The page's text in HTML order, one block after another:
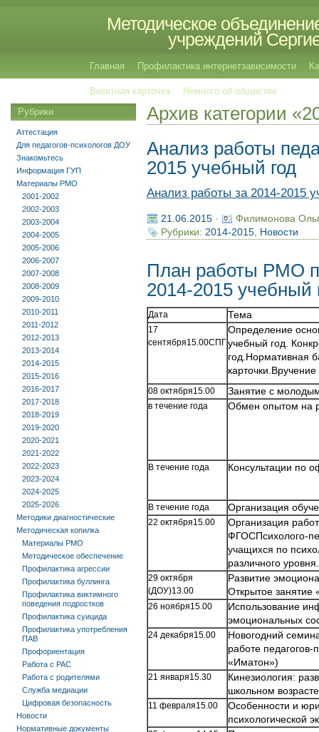
Методическое
учреждений
Главная Профилактика интернетзависимости
Визитная карточка Немного об обществе
Архив категории
Анализ работы
2015 учебный год
Анализ работы за 2014-2015
21.06.2015·
Филимонова
Рубрики: 2014-2015, Новости
План работы РМО
2014-2015 учебный
Дата Тема
17
сентября15.00СПГ
Определение
учебный год.
год.Нормативная
08 октября15.00 Занятие с
в течение года Обмен опытом на
В течение года Консультации по
В течение года Организация
22 октября15.00
Организация
ФГОСПсихолого-
учащихся по
различного уровня.
29 октября
(ДОУ)13.00
Развитие
Открытое занятие
26 ноября15.00
Использование
эмоциональных
24 декабря15.00
Новогодний
работе
«Иматон»)
21 января15.30
Кинезиология:
школьном возрасте
11 февраля15.00
Особенности и
психологической
Рубрики
Аттестация
Для педагогов-психологов ДОУ
Знакомьтесь
Информация ГУП
Материалы РМО
2001-2002
2002-2003
2003-2004
2004-2005
2005-2006
2006-2007
2007-2008
2008-2009
2009-2010
2010-2011
2011-2012
2012-2013
2013-2014
2014-2015
2015-2016
2016-2017
2017-2018
2018-2019
2019-2020
2020-2021
2021-2022
2022-2023
2023-2024
2024-2025
2025-2026
Методики диагностические
Методическая копилка
Материалы РМО
Методическое обеспечение
Профилактика агрессии
Профилактика буллинга
Профилактика виктимного
поведения подростков
Профилактика суицида
Профилактика употребления
ПАВ
Профориентация
Работа с РАС
Работа с родителями
Служба медиации
Цифровая безопасность
Новости
Нормативные документы